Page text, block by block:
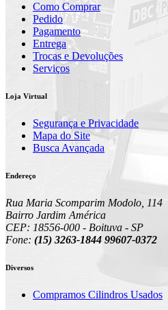
Como Comprar
Pedido
Pagamento
Entrega
Trocas e Devoluções
Serviços
Loja Virtual
Segurança e Privacidade
Mapa do Site
Busca Avançada
Endereço
Rua Maria Scomparim Modolo, 114
Bairro Jardim América
CEP: 18556-000 - Boituva - SP
Fone: (15) 3263-1844 99607-0372
Diversos
Compramos Cilindros Usados